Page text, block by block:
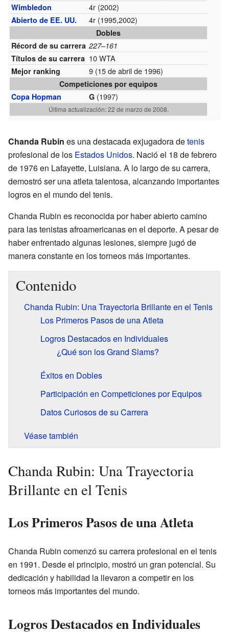
Wimbledon 4r (2002)
Abierto de EE. UU. 4r (1995,2002)
Dobles
Récord de su carrera 227–161
Títulos de su carrera 10 WTA
Mejor ranking 9 (15 de abril de 1996)
Competiciones por equipos
Copa Hopman
G (1997)
Última actualización: 22 de marzo de 2008.
Chanda Rubin es una destacada exjugadora detenis
profesional de los Estados Unidos. Nació el 18 de febrero
de 1976 en Lafayette, Luisiana. A lo largo de su carrera,
demostró ser una atleta talentosa, alcanzando importantes
logros en el mundo del tenis.
Chanda Rubin es reconocida por haber abierto camino
para las tenistas afroamericanas en el deporte. A pesar de
haber enfrentado algunas lesiones, siempre jugó de
manera constante en los torneos más importantes.
Contenido
Chanda Rubin: Una Trayectoria Brillante en el Tenis
Los Primeros Pasos de una Atleta
Logros Destacados en Individuales
¿Qué son los Grand Slams?
Éxitos en Dobles
Participación en Competiciones por Equipos
Datos Curiosos de su Carrera
Véase también
Chanda Rubin: Una Trayectoria
Brillante en el Tenis
Los Primeros Pasos de una Atleta
Chanda Rubin comenzó su carrera profesional en el tenis
en 1991. Desde el principio, mostró un gran potencial. Su
dedicación y habilidad la llevaron a competir en los
torneos más importantes del mundo.
Logros Destacados en Individuales